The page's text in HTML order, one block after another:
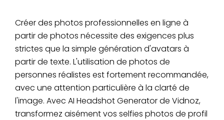
Créer des photos professionnelles en ligne à
partir de photos nécessite des exigences plus
strictes que la simple génération d'avatars à
partir de texte. L'utilisation de photos de
personnes réalistes est fortement recommandée,
avec une attention particulière à la clarté de
l'image. Avec AI Headshot Generator de Vidnoz,
transformez aisément vos selfies photos de profil